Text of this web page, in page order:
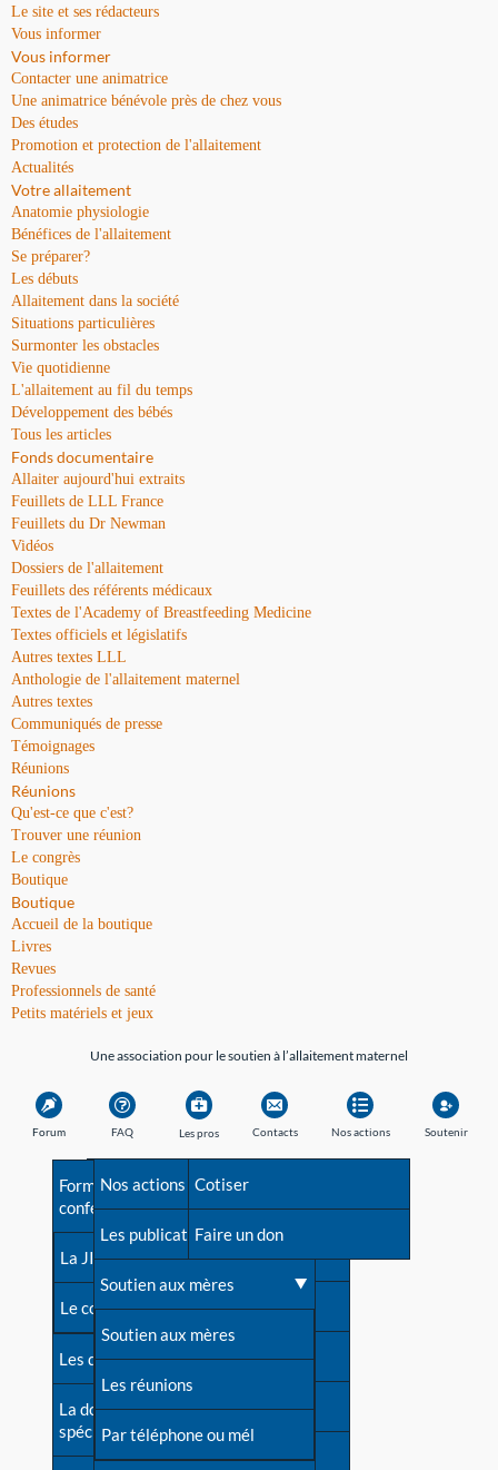
Le site et ses rédacteurs
Vous informer
Vous informer
Contacter une animatrice
Une animatrice bénévole près de chez vous
Des études
Promotion et protection de l'allaitement
Actualités
Votre allaitement
Anatomie physiologie
Bénéfices de l'allaitement
Se préparer?
Les débuts
Allaitement dans la société
Situations particulières
Surmonter les obstacles
Vie quotidienne
L'allaitement au fil du temps
Développement des bébés
Tous les articles
Fonds documentaire
Allaiter aujourd'hui extraits
Feuillets de LLL France
Feuillets du Dr Newman
Vidéos
Dossiers de l'allaitement
Feuillets des référents médicaux
Textes de l'Academy of Breastfeeding Medicine
Textes officiels et législatifs
Autres textes LLL
Anthologie de l'allaitement maternel
Autres textes
Communiqués de presse
Témoignages
Réunions
Réunions
Qu'est-ce que c'est?
Trouver une réunion
Le congrès
Boutique
Boutique
Accueil de la boutique
Livres
Revues
Professionnels de santé
Petits matériels et jeux
Une association pour le soutien à l’allaitement maternel
Forum FAQ
Avant la naissance
Les débuts
Une difficulté d'allaitement ?
Cas particuliers
Mythes et vérités
Devenir animatrice ?
Les pros
Formations et
conférences
La JIA
Le congrès
Les dossiers de l'allaitement
La documentation
spécialisée
Contacts
Besoin d'aide?
Répertoire de tous les
contacts
Contact presse
Dossier de presse
Soutenir LLL
Livre d'or
Nos actions
Nos actions
Les publications
Soutien aux mères
Soutien aux mères
Les réunions
Par téléphone ou mél
Soutenir
Cotiser
Faire un don